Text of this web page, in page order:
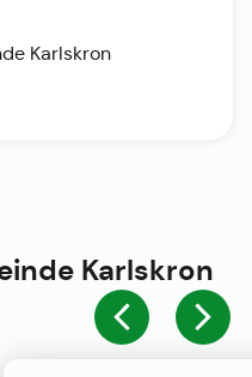
Karlskron
Karlskron